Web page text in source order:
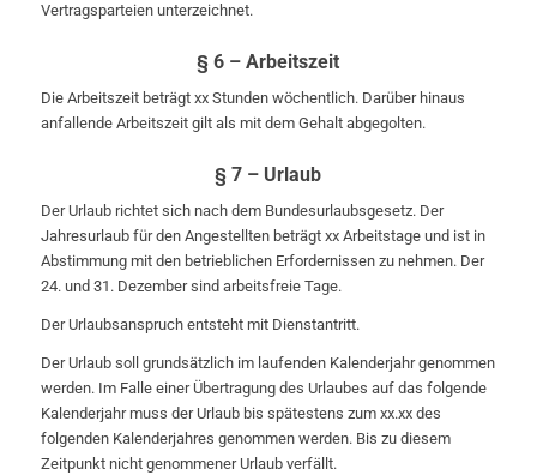
Vertragsparteien unterzeichnet.
§ 6 – Arbeitszeit
Die Arbeitszeit beträgt xx Stunden wöchentlich. Darüber hinaus
anfallende Arbeitszeit gilt als mit dem Gehalt abgegolten.
§ 7 – Urlaub
Der Urlaub richtet sich nach dem Bundesurlaubsgesetz. Der
Jahresurlaub für den Angestellten beträgt xx Arbeitstage und ist in
Abstimmung mit den betrieblichen Erfordernissen zu nehmen. Der
24. und 31. Dezember sind arbeitsfreie Tage.
Der Urlaubsanspruch entsteht mit Dienstantritt.
Der Urlaub soll grundsätzlich im laufenden Kalenderjahr genommen
werden. Im Falle einer Übertragung des Urlaubes auf das folgende
Kalenderjahr muss der Urlaub bis spätestens zum xx.xx des
folgenden Kalenderjahres genommen werden. Bis zu diesem
Zeitpunkt nicht genommener Urlaub verfällt.